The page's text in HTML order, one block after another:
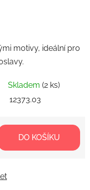
motivy, ideální pro
Skladem (2 ks)
12373.03
DO KOŠÍKU